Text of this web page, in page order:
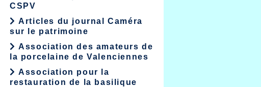
CSPV
Articles du journal Caméra
sur le patrimoine
Association des amateurs de
la porcelaine de Valenciennes
Association pour la
restauration de la basilique